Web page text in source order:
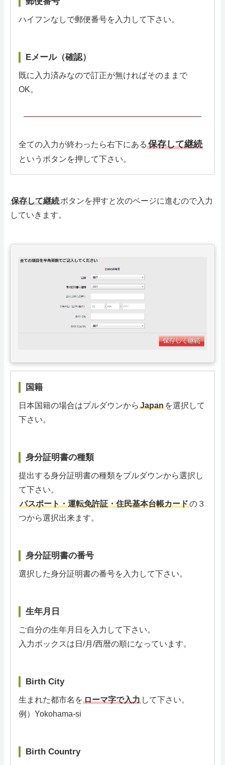
ハイフンなしで郵便番号を入力して下さい。
Eメール（確認）
既に入力済みなので訂正が無ければそのままで
OK。
全ての入力が終わったら右下にある 保存して継続
というボタンを押して下さい。
保存して継続ボタンを押すと次のページに進むので入力
していきます。
国籍
日本国籍の場合はプルダウンから Japan を選択して
下さい。
身分証明書の種類
提出する身分証明書の種類をプルダウンから選択し
て下さい。
パスポート・運転免許証・住民基本台帳カードの３
つから選択出来ます。
身分証明書の番号
選択した身分証明書の番号を入力して下さい。
生年月日
ご自分の生年月日を入力して下さい。
入力ボックスは日/月/西暦の順になっています。
Birth City
生まれた都市名をローマ字で入力 して下さい。
例）Yokohama-si
Birth Country